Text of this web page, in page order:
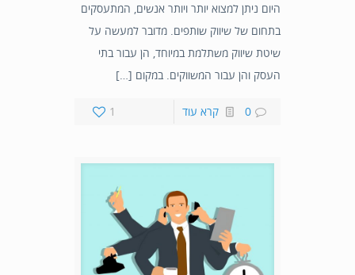
היום ניתן למצוא יותר ויותר אנשים, המתעסקים
בתחום של שיווק שותפים. מדובר למעשה על
שיטת שיווק משתלמת במיוחד, הן עבור בתי
העסק והן עבור המשווקים. במקום […]
1 0 קרא עוד